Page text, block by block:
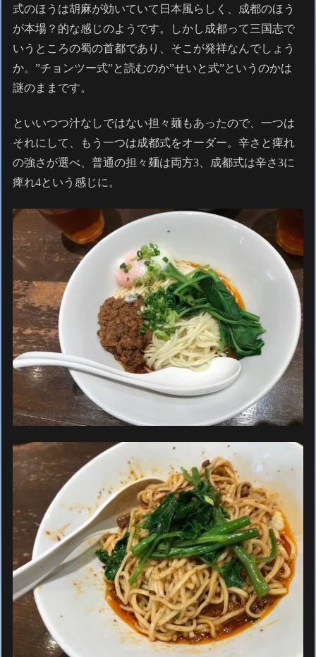
式のほうは胡麻が効いていて日本風らしく、成都のほう
が本場？的な感じのようです。しかし成都って三国志で
いうところの蜀の首都であり、そこが発祥なんでしょう
か。”チョンツー式”と読むのか”せいと式”というのかは
謎のままです。
といいつつ汁なしではない担々麺もあったので、一つは
それにして、もう一つは成都式をオーダー。辛さと痺れ
の強さが選べ、普通の担々麺は両方3、成都式は辛さ3に
痺れ4という感じに。